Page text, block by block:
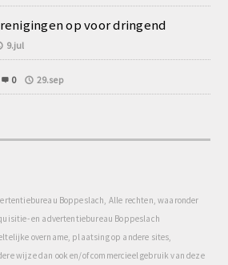
op voor dringend
9.jul
0 29.sep
Boppeslach, Alle rechten, waaronder
en advertentiebureau Boppeslach
overname, plaatsing op andere sites,
wijze dan ook en/of commercieel gebruik van deze